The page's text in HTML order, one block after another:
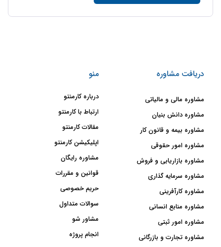
دریافت مشاوره
مشاوره مالی و مالیاتی
مشاوره دانش بنیان
مشاوره بیمه و قانون کار
مشاوره امور حقوقی
مشاوره بازاریابی و فروش
مشاوره سرمایه گذاری
مشاوره کارآفرینی
مشاوره منابع انسانی
مشاوره امور ثبتی
مشاوره تجارت و بازرگانی
منو
درباره کارمنتو
ارتباط با کارمنتو
مقالات کارمنتو
اپلیکیشن کارمنتو
مشاوره رایگان
قوانین و مقررات
حریم خصوصی
سوالات متداول
مشاور شو
انجام پروژه